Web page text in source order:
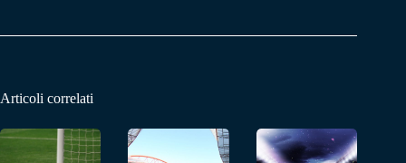
Articoli correlati